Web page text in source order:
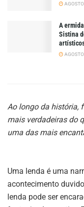
A
Sistina
Ao longo da história,
mais verdadeiras do
uma das mais
Uma lenda é uma
acontecimento
lenda pode ser